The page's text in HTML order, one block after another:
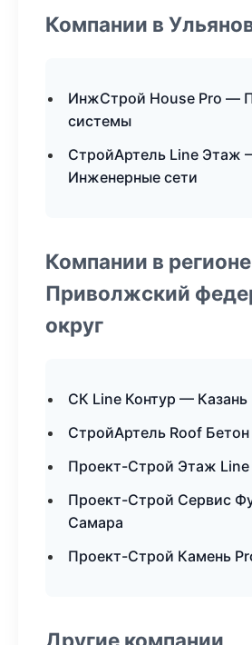
Компании в
ИнжСтрой House Pro —
системы
СтройАртель Line Этаж
Инженерные сети
Компании в
Приволжский
округ
СК Line Контур — Казань
СтройАртель Roof
Проект-Строй Этаж
Проект-Строй Сервис
Самара
Проект-Строй Камень
Другие компании